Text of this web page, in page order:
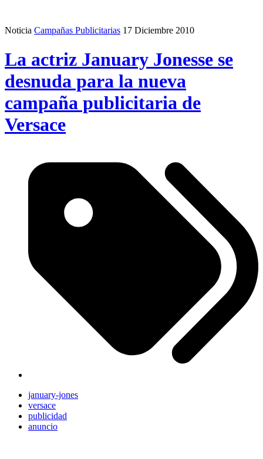
Noticia Campañas Publicitarias 17 Diciembre 2010
La actriz January Jonesse se
desnuda para la nueva
campaña publicitaria de
Versace
january-jones
versace
publicidad
anuncio